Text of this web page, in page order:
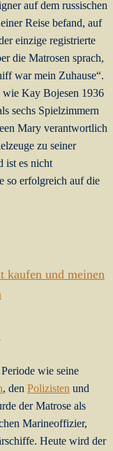
auf dem russischen
Reise befand, auf
einzige registrierte
die Matrosen sprach,
war mein Zuhause“.
wie Kay Bojesen 1936
sechs Spielzimmern
Mary verantwortlich
zu seiner
ist es nicht
so erfolgreich auf die
kaufen und meinen
wie seine
, den Polizisten und
der Matrose als
Marineoffizier,
Heute wird der